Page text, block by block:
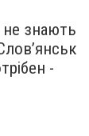
не знають
-